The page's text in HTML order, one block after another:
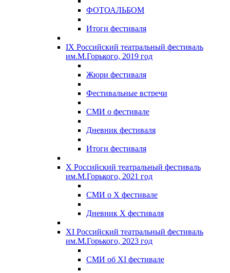
ФОТОАЛЬБОМ
Итоги фестиваля
IX Российский театральный фестиваль
им.М.Горького, 2019 год
Жюри фестиваля
Фестивальные встречи
СМИ о фестивале
Дневник фестиваля
Итоги фестиваля
X Российский театральный фестиваль
им.М.Горького, 2021 год
СМИ о X фестивале
Дневник X фестиваля
XI Российский театральный фестиваль
им.М.Горького, 2023 год
СМИ об XI фестивале